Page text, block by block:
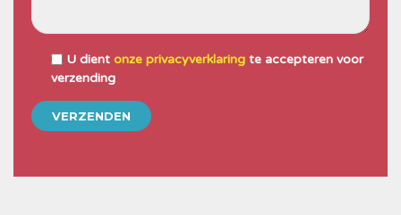
U dient onze privacyverklaring te accepteren voor
verzending